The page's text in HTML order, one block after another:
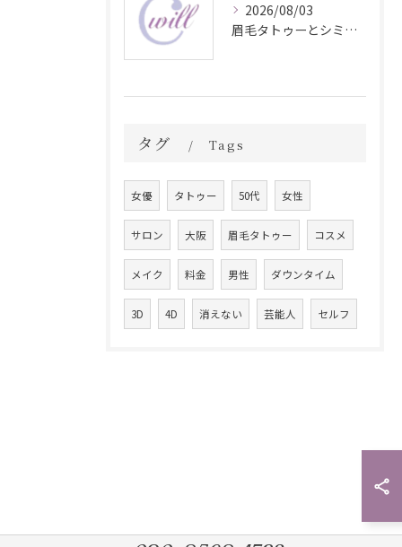
2026/08/03
眉毛タトゥーとシミ予防に効く食材解説
タグ Tags
女優 タトゥー 50代 女性
サロン 大阪 眉毛タトゥー コスメ
メイク 料金 男性 ダウンタイム
3D 4D 消えない 芸能人 セルフ